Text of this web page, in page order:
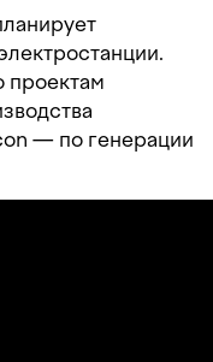
проектам
— по генерации